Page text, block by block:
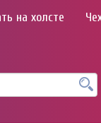
на холсте